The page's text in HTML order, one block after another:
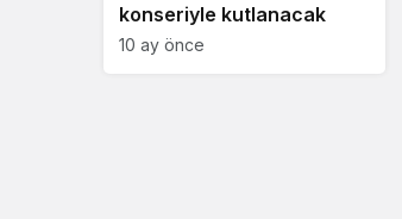
konseriyle kutlanacak
10 ay önce